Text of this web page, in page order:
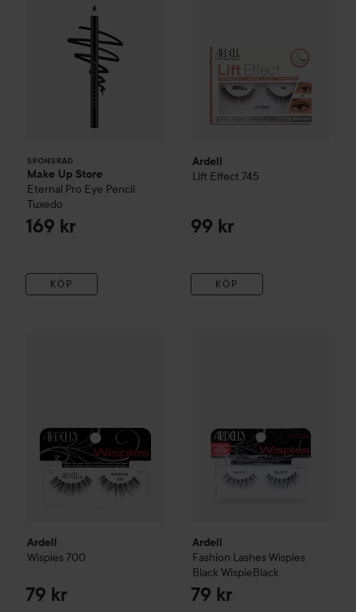
SPONSRAD
Make Up Store
Eternal Pro Eye Pencil
Tuxedo
169 kr
KÖP
Ardell
Lift Effect 745
99 kr
KÖP
Ardell
Wispies700
79 kr
Ardell
Fashion Lashes Wispies
Black WispieBlack
79 kr